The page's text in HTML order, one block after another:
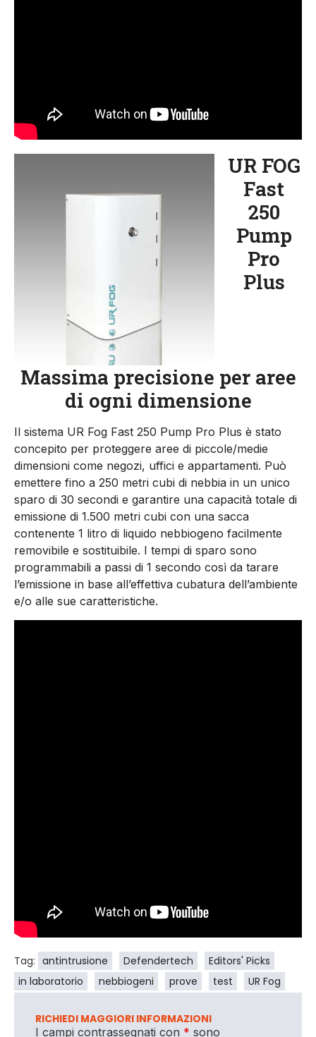
UR FOG
Fast
250
Pump
Pro
Plus
Massima precisione per aree
di ogni dimensione
Il sistema UR Fog Fast 250 Pump Pro Plus è stato
concepito per proteggere aree di piccole/medie
dimensioni come negozi, uffici e appartamenti. Può
emettere fino a 250 metri cubi di nebbia in un unico
sparo di 30 secondi e garantire una capacità totale di
emissione di 1.500 metri cubi con una sacca
contenente 1 litro di liquido nebbiogeno facilmente
removibile e sostituibile. I tempi di sparo sono
programmabili a passi di 1 secondo così da tarare
l’emissione in base all’effettiva cubatura dell’ambiente
e/o alle sue caratteristiche.
Tag: antintrusione Defendertech
Editors' Picks
in laboratorio
nebbiogeni prove test UR Fog
RICHIEDI MAGGIORI INFORMAZIONI
I campi contrassegnati con * sono